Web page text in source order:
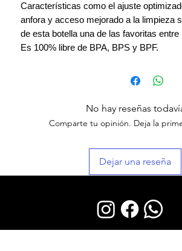
Características como el ajuste
anfora y acceso mejorado a la limpieza
de esta botella una de las favoritas
Es 100% libre de BPA, BPS y BPF.
No hay reseñas
Comparte tu opinión. Deja la
Dejar una reseña